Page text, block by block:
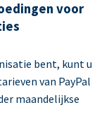
voor
bent, kunt u
van PayPal
maandelijkse